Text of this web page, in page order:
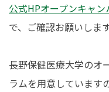
公式HPオープンキャン
で、ご確認お願いします
長野保健医療大学のオ
ラムを用意しています